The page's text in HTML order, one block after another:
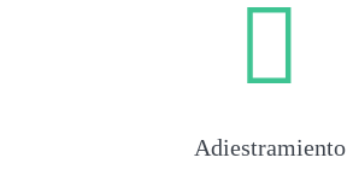
Adiestramiento